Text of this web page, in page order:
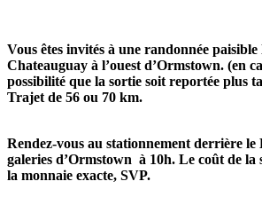
Vous êtes invités à une randonnée
Chateauguay à l’ouest d’Ormstown. (en
possibilité que la sortie soit reportée plus
Trajet de 56 ou 70 km.
Rendez-vous au stationnement derrière le
galeries d’Ormstown à 10h. Le coût de la
la monnaie exacte, SVP.